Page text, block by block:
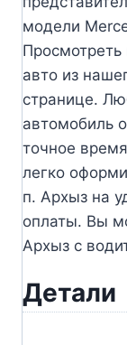
модели
авто из
странице.
автомобиль
точное
легко
п. Архыз на
оплаты. Вы
Архыз с
Детали